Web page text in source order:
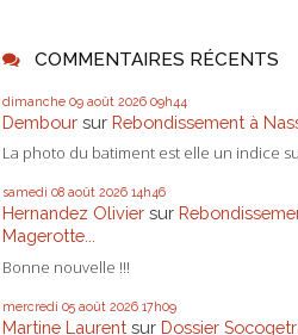
COMMENTAIRES RÉCENTS
dimanche 09 août 2026 09h44
Dembour sur Rebondissement à
La photo du batiment est elle un indice
samedi 08 août 2026 14h46
Hernandez Olivier sur
Magerotte...
Bonne nouvelle !!!
mercredi 05 août 2026 17h09
Martine Laurent sur Dossier